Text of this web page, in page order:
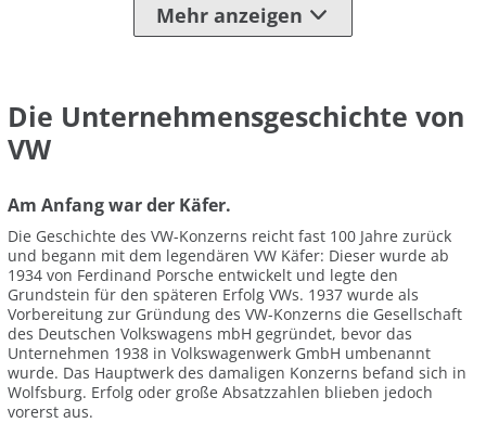
Mehr anzeigen
Die Unternehmensgeschichte von
VW
Am Anfang war der Käfer.
Die Geschichte des VW-Konzerns reicht fast 100 Jahre zurück
und begann mit dem legendären VW Käfer: Dieser wurde ab
1934 von Ferdinand Porsche entwickelt und legte den
Grundstein für den späteren Erfolg VWs. 1937 wurde als
Vorbereitung zur Gründung des VW-Konzerns die Gesellschaft
des Deutschen Volkswagens mbH gegründet, bevor das
Unternehmen 1938 in Volkswagenwerk GmbH umbenannt
wurde. Das Hauptwerk des damaligen Konzerns befand sich in
Wolfsburg. Erfolg oder große Absatzzahlen blieben jedoch
vorerst aus.